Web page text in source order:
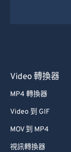
Video 轉換器
MP4 轉換器
Video 到 GIF
MOV 到 MP4
視訊轉換器